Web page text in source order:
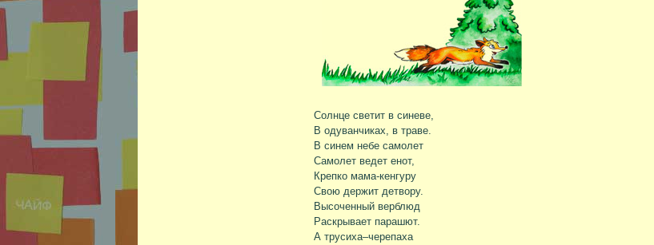
Солнце светит в синеве,
В одуванчиках, в траве.
В синем небе самолет
Самолет ведет енот,
Крепко мама-кенгуру
Свою держит детвору.
Высоченный верблюд
Раскрывает парашют.
А трусиха–черепаха